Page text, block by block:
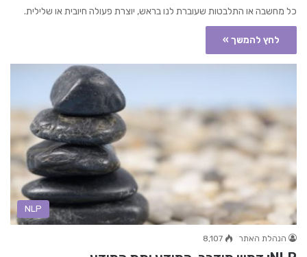
כל מחשבה או התלבטות שעוברת לנו בראש, יוצרת פעולה חיובית או שלילית.
לחץ להמשך »
NLP
הנהלת האתר 8,107